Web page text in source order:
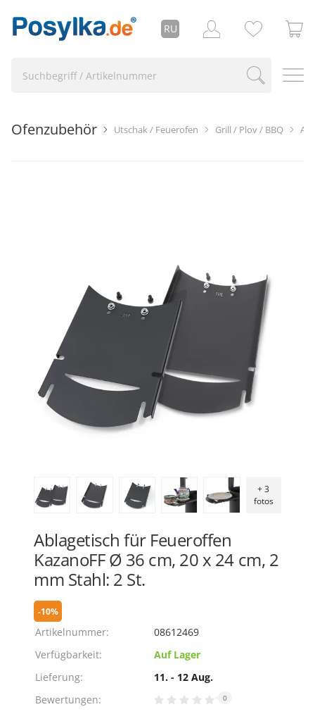
RU
Grill / Plov / BBQ
Utschak / Feuerofen
Ofenzubehör
+ 3
fotos
Ablagetisch für Feueroffen
KazanoFF Ø 36 cm, 20 x 24 cm, 2
mm Stahl: 2 St.
-10%
Artikelnummer:
08612469
Verfügbarkeit:
Auf Lager
Lieferung:
11. - 12 Aug.
Bewertungen:
0